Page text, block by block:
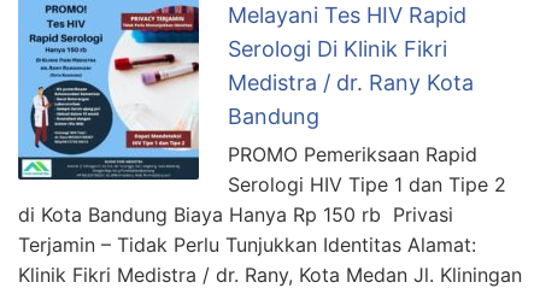
Melayani Tes HIV Rapid
Serologi Di Klinik Fikri
Medistra / dr. Rany Kota
Bandung
PROMO Pemeriksaan Rapid
Serologi HIV Tipe 1 dan Tipe 2
di Kota Bandung Biaya Hanya Rp 150 rb Privasi
Terjamin – Tidak Perlu Tunjukkan Identitas Alamat:
Klinik Fikri Medistra / dr. Rany, Kota Medan Jl. Kliningan